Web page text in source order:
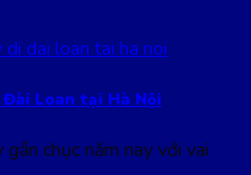
Loan tại Hà Nội
chục năm nay với vai